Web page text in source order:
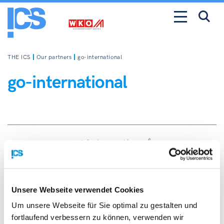
Unsere Webseite verwendet Cookies
Um unsere Webseite für Sie optimal zu gestalten und
fortlaufend verbessern zu können, verwenden wir
THE ICS Our partners go-international
go-international
Links